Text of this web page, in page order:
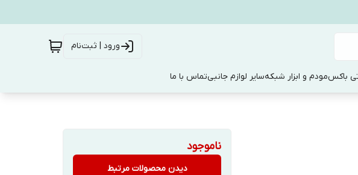
ورود | ثبت‌نام
باکسمودم و ابزار شبکهسایر لوازم جانبیتماس با ما
ناموجود
دیدن محصولات مرتبط